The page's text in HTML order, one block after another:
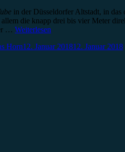
in der Düsseldorfer Altstadt, in
die knapp drei bis vier Meter
… Weiterlesen
Horn12. Januar 201812. Januar 2018